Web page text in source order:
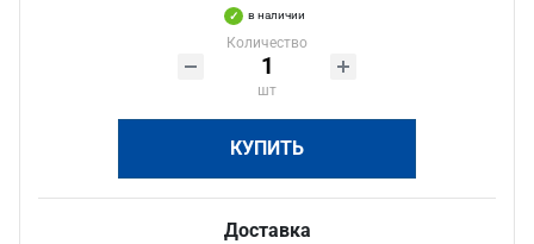
в наличии
Количество
шт
КУПИТЬ
Доставка